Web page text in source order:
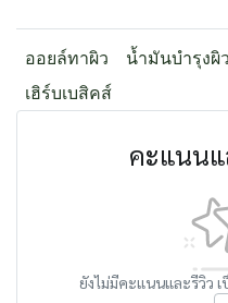
ออยล์ทาผิว น้ำมันบำรุงผิ
เฮิร์บเบสิคส์
คะแนน
ยังไม่มีคะแนนและรีวิว